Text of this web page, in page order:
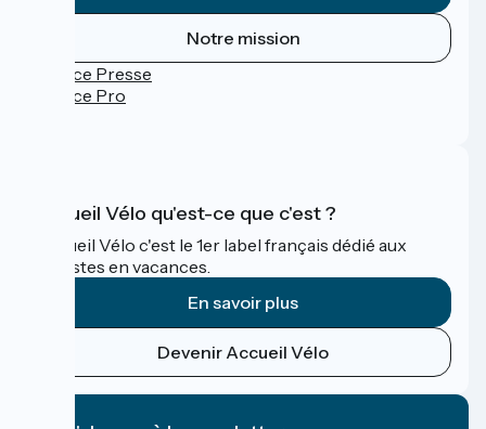
Notre mission
Espace Presse
Espace Pro
Accueil Vélo qu'est-ce que c'est ?
Accueil Vélo c'est le 1er label français dédié aux
cyclistes en vacances.
En savoir plus
Devenir Accueil Vélo